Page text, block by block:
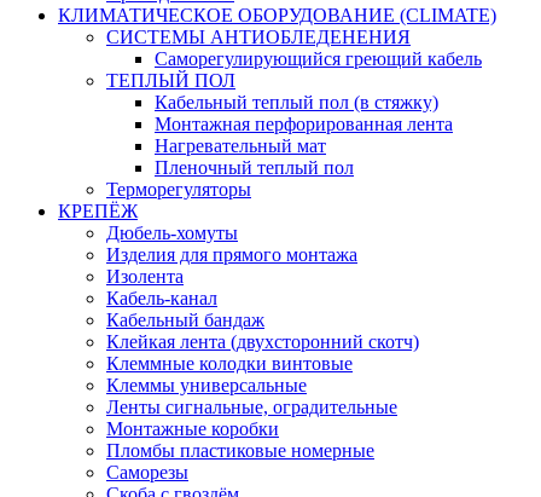
КЛИМАТИЧЕСКОЕ ОБОРУДОВАНИЕ (CLIMATE)
СИСТЕМЫ АНТИОБЛЕДЕНЕНИЯ
Саморегулирующийся греющий кабель
ТЕПЛЫЙ ПОЛ
Кабельный теплый пол (в стяжку)
Монтажная перфорированная лента
Нагревательный мат
Пленочный теплый пол
Терморегуляторы
КРЕПЁЖ
Дюбель-хомуты
Изделия для прямого монтажа
Изолента
Кабель-канал
Кабельный бандаж
Клейкая лента (двухсторонний скотч)
Клеммные колодки винтовые
Клеммы универсальные
Ленты сигнальные, оградительные
Монтажные коробки
Пломбы пластиковые номерные
Саморезы